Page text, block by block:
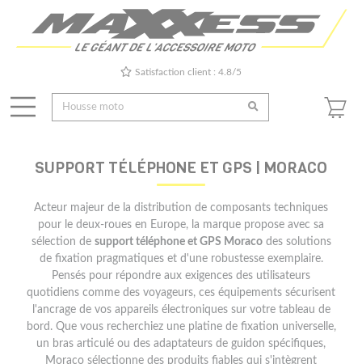
Satisfaction client : 4.8/5
SUPPORT TÉLÉPHONE ET GPS | MORACO
Acteur majeur de la distribution de composants techniques
pour le deux-roues en Europe, la marque propose avec sa
sélection de support téléphone et GPS Moracodes solutions
de fixation pragmatiques et d'une robustesse exemplaire.
Pensés pour répondre aux exigences des utilisateurs
quotidiens comme des voyageurs, ces équipements sécurisent
l'ancrage de vos appareils électroniques sur votre tableau de
bord. Que vous recherchiez une platine de fixation universelle,
un bras articulé ou des adaptateurs de guidon spécifiques,
Moraco sélectionne des produits fiables qui s'intègrent